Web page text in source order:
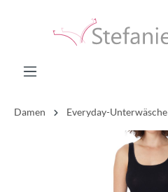
Damen Everyday-Unterwäsche